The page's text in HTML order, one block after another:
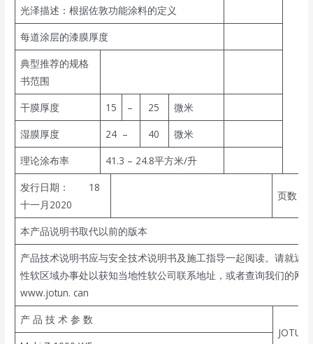
光泽描述：根据佐敦功能涂料的定义
每道涂层的漆膜厚度
典型推荐的规格
书范围
干膜厚度
15 – 25
微米
湿膜厚度
24 – 40
微米
理论涂布率
41.3 – 24.8平方米/升
发行日期： 18
十一月2020
页数：
本产品说明书取代以前的版本
产品技术说明书应与安全技术说明书及施工指导一起阅读。请就近
性软区域办事处以获知当地性软公司联系地址，或者查询我们的网
www.jotun. can
产 品 技 术 参 数
JOTUN